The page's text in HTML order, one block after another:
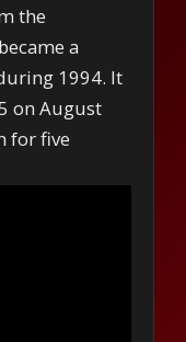
the
a
1994. It
on August
for five